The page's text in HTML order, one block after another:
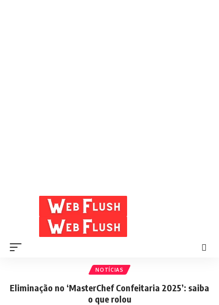
NOTÍCIAS
Eliminação no ‘MasterChef Confeitaria 2025’: saiba
o que rolou